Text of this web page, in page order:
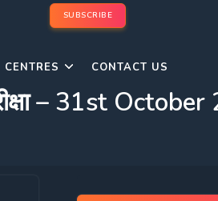
SUBSCRIBE
CENTRES CONTACT US
– 31st